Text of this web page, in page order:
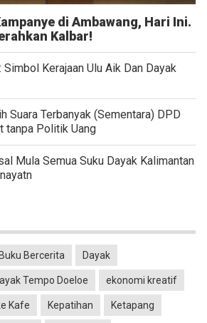
di Ambawang, Hari Ini.
Kalbar!
Simbol Kerajaan Ulu Aik Dan Dayak
Suara Terbanyak (Sementara) DPD
tanpa Politik Uang
Mula Semua Suku Dayak Kalimantan
Buku Bercerita Dayak
Tempo Doeloe ekonomi kreatif
Kafe Kepatihan Ketapang